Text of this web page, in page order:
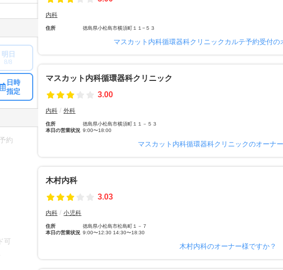
内科
住所 徳島県小松島市横須町１１−５３
マスカット内科循環器科クリニックカルテ予約受付の
マスカット内科循環器科クリニック
3.00
内科 外科
住所
徳島県小松島市横須町１１－５３
本日の営業状況 9:00〜18:00
マスカット内科循環器科クリニックのオーナ
木村内科
3.03
内科 小児科
住所
徳島県小松島市松島町１－７
本日の営業状況 9:00〜12:30 14:30〜18:30
木村内科のオーナー様ですか？
明日
8/8
日時
指定
約
可